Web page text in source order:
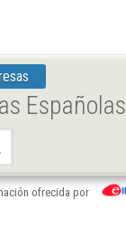
Españolas
ofrecida por